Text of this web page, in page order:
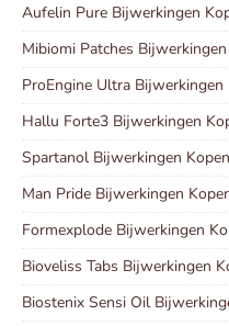
Aufelin Pure Bijwerkingen
Mibiomi Patches
ProEngine Ultra Bijwerkingen
Hallu Forte3 Bijwerkingen
Spartanol Bijwerkingen Kopen
Man Pride Bijwerkingen
Formexplode Bijwerkingen
Bioveliss Tabs Bijwerkingen
Biostenix Sensi Oil